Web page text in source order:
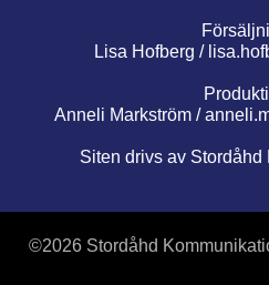
Lisa Hofberg /
Anneli Markström /
Siten drivs av Stordåhd
©2026 Stordåhd